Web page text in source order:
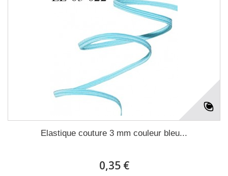
Elastique couture 3 mm couleur bleu...
0,35 €